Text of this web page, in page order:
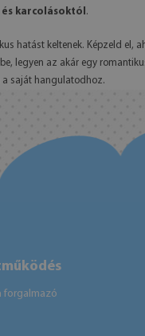
karcolásoktól .
hatást keltenek. Képzeld
legyen az akár egy
a saját hangulatodhoz.
forgalmazó